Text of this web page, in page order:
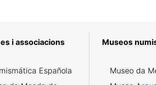
i associacions
Española
Museos
Museo da